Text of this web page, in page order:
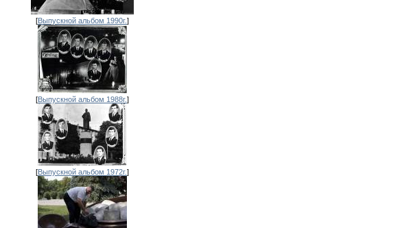
[Выпускной альбом 1990г.]
[Выпускной альбом 1988г.]
[Выпускной альбом 1972г.]